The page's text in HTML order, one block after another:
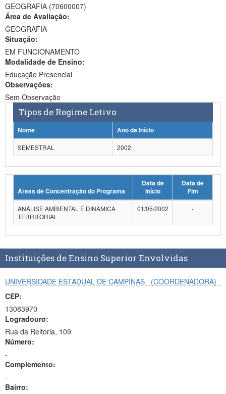
Ministério da Ciência, Tecnologia, Inovações e Comunicações
Ministério do Meio Ambiente
Ministério do Turismo
Ministério do Desenvolvimento Regional
Controladoria-Geral da União
Ministério da Mulher, da Família e dos Direitos Humanos
Banco Central do Brasil
GEOGRAFIA (70600007)
Área de Avaliação:
GEOGRAFIA
Situação:
EM FUNCIONAMENTO
Modalidade de Ensino:
Educação Presencial
Observações:
Sem Observação
Tipos de Regime Letivo
Nome
Ano de Início
SEMESTRAL
2002
Áreas de Concentração do Programa
Data de
Início
Data de
Fim
ANÁLISE AMBIENTAL E DINÂMICA
TERRITORIAL
01/05/2002 -
Instituições de Ensino Superior Envolvidas
UNIVERSIDADE ESTADUAL DE CAMPINAS
(COORDENADORA)
CEP:
13083970
Logradouro:
Rua da Reitoria, 109
Número:
-
Complemento:
-
Bairro: